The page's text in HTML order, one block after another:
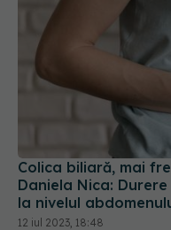
Colica biliară, mai
Daniela Nica:
la nivelul
iradia în spate sau la
12 iul 2023, 18:48